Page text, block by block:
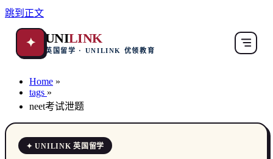
跳到正文
✦ UNILINK
英国留学 · UNILINK 优领教育
Home »
tags »
neet考试泄题
✦ UNILINK 英国留学